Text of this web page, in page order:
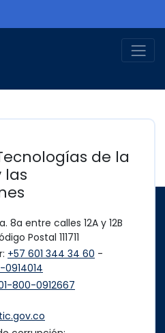
de Colombia
de la
las
8a entre calles 12A y 12B
Postal 111711
+57 601 344 34 60 -
800-0912667